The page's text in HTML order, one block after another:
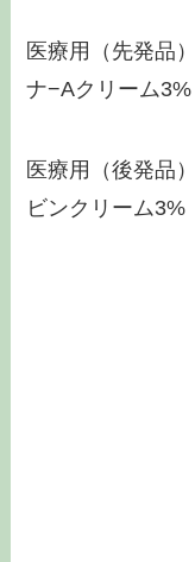
医療用（先発品
ナ−Aクリーム3%
医療用（後発品
ビンクリーム3%